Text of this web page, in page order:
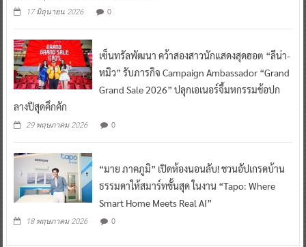
17 มิถุนายน 2026 0
เซ็นทรัลพัฒนา คว้าสองสาวนักแสดงสุดฮอต “ลีน่า-
หมิว” รับภารกิจ Campaign Ambassador “Grand
Grand Sale 2026” ปลุกเอเนอร์จี้มหกรรมช้อปก
ลางปีสุดคึกคัก
29 พฤษภาคม 2026 0
“มาย ภาคภูมิ” เปิดห้องนอนลับ! ชวนอัปเกรดบ้าน
ธรรมดาให้สมาร์ทขั้นสุด ในงาน “Tapo: Where
Smart Home Meets Real AI”
18 พฤษภาคม 2026 0